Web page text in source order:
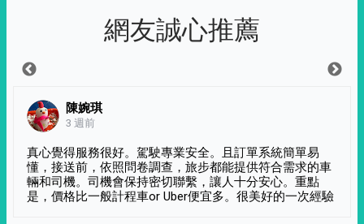
網友誠心推薦
陳婉琪
3 週前
真心覺得服務很好。駕駛專業安全。且訂單系統簡單易
懂，接送前，依照問卷調查，旅步都能提供符合需求的車
輛和司機。司機會保持密切聯繫，讓人十分安心。重點
是，價格比一般計程車or Uber便宜多。很美好的一次經驗